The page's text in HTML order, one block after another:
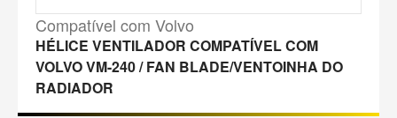
Compatível com Volvo
HÉLICE VENTILADOR COMPATÍVEL COM
VOLVO VM-240 / FAN BLADE/VENTOINHA DO
RADIADOR